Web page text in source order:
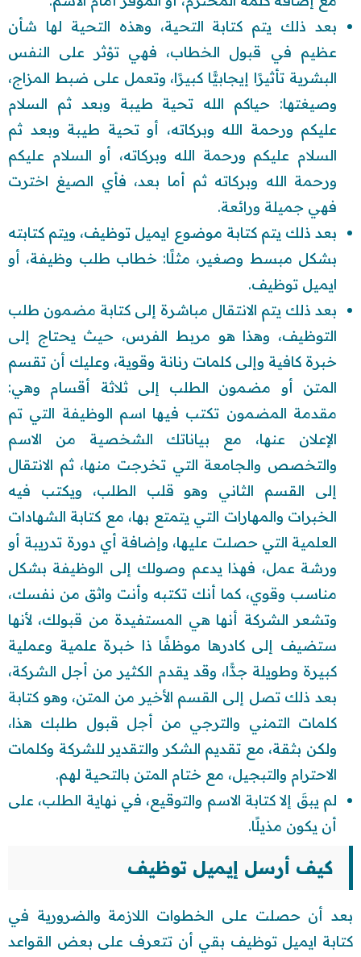
بعد ذلك يتم كتابة التحية، وهذه التحية لها شأن
عظيم في قبول الخطاب، فهي تؤثر على النفس
البشرية تأثيرًا إيجابيًّا كبيرًا، وتعمل على ضبط المزاج،
وصيغتها: حياكم الله تحية طيبة وبعد ثم السلام
عليكم ورحمة الله وبركاته، أو تحية طيبة وبعد ثم
السلام عليكم ورحمة الله وبركاته، أو السلام عليكم
ورحمة الله وبركاته ثم أما بعد، فأي الصيغ اخترت
فهي جميلة ورائعة.
بعد ذلك يتم كتابة موضوع ايميل توظيف، ويتم كتابته
بشكل مبسط وصغير، مثلًا: خطاب طلب وظيفة، أو
ايميل توظيف.
بعد ذلك يتم الانتقال مباشرة إلى كتابة مضمون طلب
التوظيف، وهذا هو مربط الفرس، حيث يحتاج إلى
خبرة كافية وإلى كلمات رنانة وقوية، وعليك أن تقسم
المتن أو مضمون الطلب إلى ثلاثة أقسام وهي:
مقدمة المضمون تكتب فيها اسم الوظيفة التي تم
الإعلان عنها، مع بياناتك الشخصية من الاسم
والتخصص والجامعة التي تخرجت منها، ثم الانتقال
إلى القسم الثاني وهو قلب الطلب، ويكتب فيه
الخبرات والمهارات التي يتمتع بها، مع كتابة الشهادات
العلمية التي حصلت عليها، وإضافة أي دورة تدريبة أو
ورشة عمل، فهذا يدعم وصولك إلى الوظيفة بشكل
مناسب وقوي، كما أنك تكتبه وأنت واثق من نفسك،
وتشعر الشركة أنها هي المستفيدة من قبولك، لأنها
ستضيف إلى كادرها موظفًا ذا خبرة علمية وعملية
كبيرة وطويلة جدًّا، وقد يقدم الكثير من أجل الشركة،
بعد ذلك تصل إلى القسم الأخير من المتن، وهو كتابة
كلمات التمني والترجي من أجل قبول طلبك هذا،
ولكن بثقة، مع تقديم الشكر والتقدير للشركة وكلمات
الاحترام والتبجيل، مع ختام المتن بالتحية لهم.
لم يبقَ إلا كتابة الاسم والتوقيع، في نهاية الطلب، على
أن يكون مذيلًا.
كيف أرسل إيميل توظيف
بعد أن حصلت على الخطوات اللازمة والضرورية في
كتابة ايميل توظيف بقي أن تتعرف على بعض القواعد